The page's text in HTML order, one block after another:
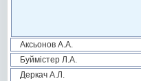
Аксьонов А.А.
Буймістер Л.А.
Деркач А.Л.